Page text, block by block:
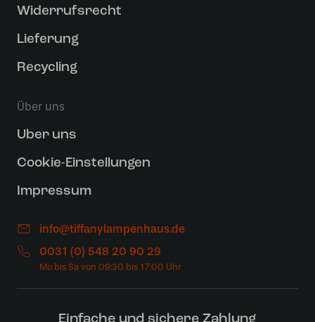
Widerrufsrecht
Lieferung
Recycling
Über uns
Uber uns
Cookie-Einstellungen
Impressum
info@tiffanylampenhaus.de
0031 (0) 548 20 90 29
Einfache und sichere Zahlung